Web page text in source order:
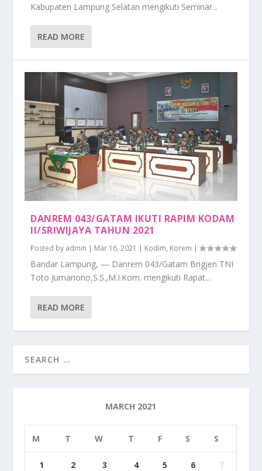
Kabupaten Lampung Selatan mengikuti Seminar...
READ MORE
DANREM 043/GATAM IKUTI RAPIM KODAM
II/SRIWIJAYA TAHUN 2021
Posted by admin | Mar 16, 2021 | Kodim, Korem |
Bandar Lampung, — Danrem 043/Gatam Brigjen TNI
Toto Jumariono,S.S.,M.I.Kom. mengikuti Rapat...
READ MORE
MARCH 2021
M T W T F S S
1 2 3 4 5 6 7